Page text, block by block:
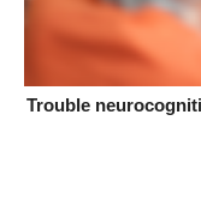
Trouble